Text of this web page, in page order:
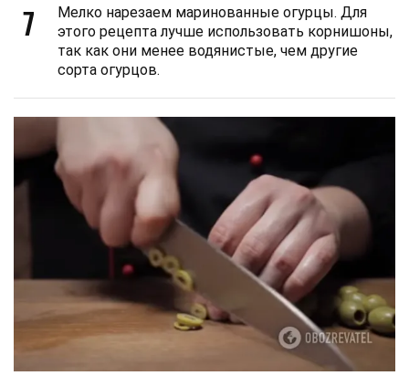
7
Мелко нарезаем маринованные огурцы. Для
этого рецепта лучше использовать корнишоны,
так как они менее водянистые, чем другие
сорта огурцов.